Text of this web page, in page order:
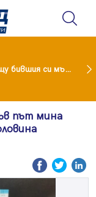
Глория изригна срещу бившия си мъж: Беше със 120-килограмова жена! Искаше бърза печалба...
път мина